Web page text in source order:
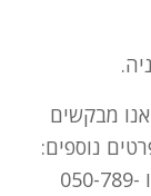
מבקשים
נוספים:
053-431-9816 (עופר), או 050-789-